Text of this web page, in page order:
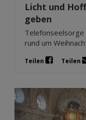
Licht und
geben
Telefonseelsorge
rund um
Teilen Teilen